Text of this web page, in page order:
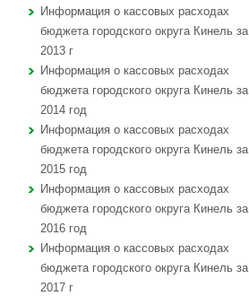
Информация о кассовых расходах
бюджета городского округа Кинель за
2013 г
Информация о кассовых расходах
бюджета городского округа Кинель за
2014 год
Информация о кассовых расходах
бюджета городского округа Кинель за
2015 год
Информация о кассовых расходах
бюджета городского округа Кинель за
2016 год
Информация о кассовых расходах
бюджета городского округа Кинель за
2017 г